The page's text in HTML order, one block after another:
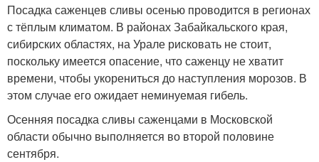
Посадка саженцев сливы осенью проводится в регионах
с тёплым климатом. В районах Забайкальского края,
сибирских областях, на Урале рисковать не стоит,
поскольку имеется опасение, что саженцу не хватит
времени, чтобы укорениться до наступления морозов. В
этом случае его ожидает неминуемая гибель.
Осенняя посадка сливы саженцами в Московской
области обычно выполняется во второй половине
сентября.